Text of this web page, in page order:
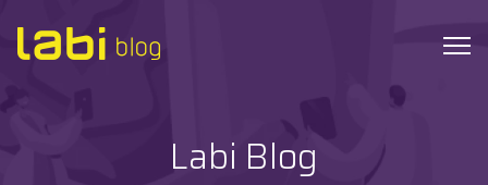
Labi Blog